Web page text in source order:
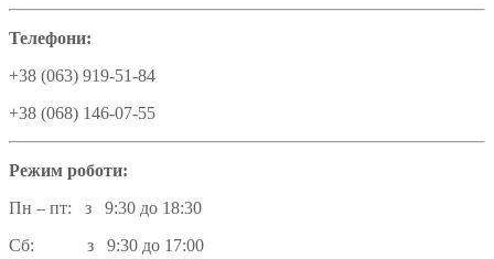
Телефони:
+38 (063) 919-51-84
+38 (068) 146-07-55
Режим роботи:
Пн – пт: з 9:30 до 18:30
Сб: з 9:30 до 17:00